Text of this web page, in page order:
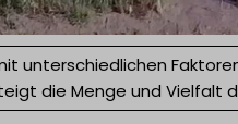
unterschiedlichen
die Menge und Vielfalt